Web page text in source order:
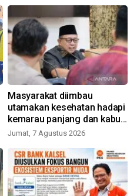
Masyarakat diimbau
utamakan kesehatan hadapi
kemarau panjang dan kabut
asap
Jumat, 7 Agustus 2026